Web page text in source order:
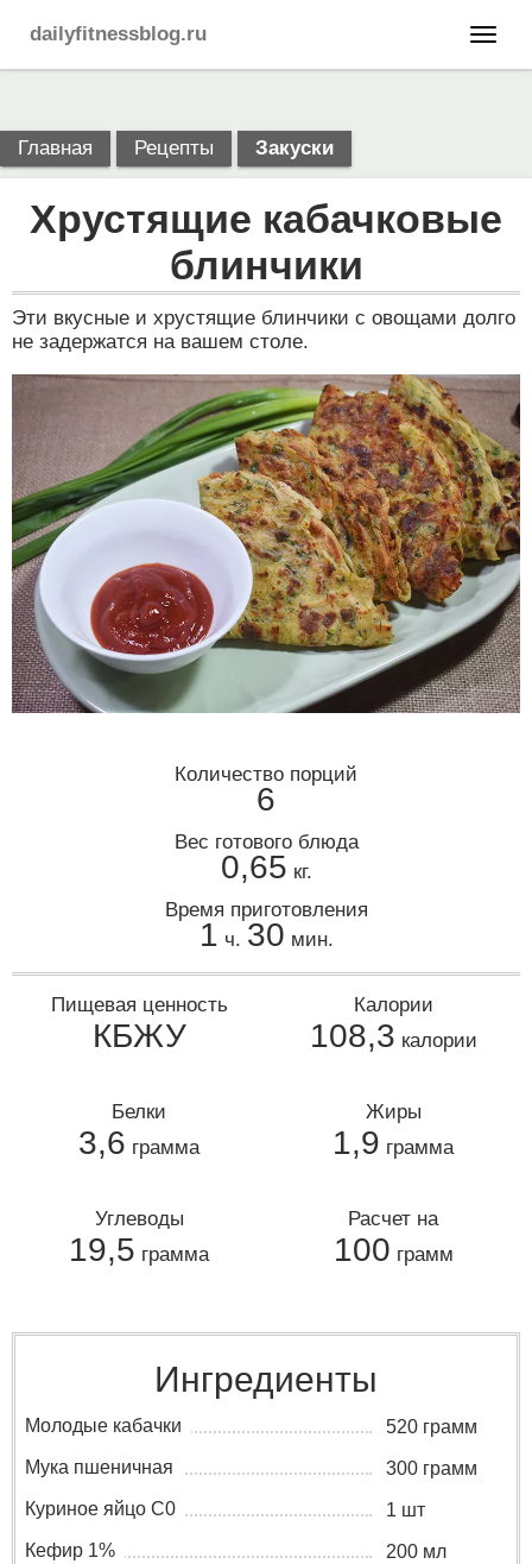
dailyfitnessblog.ru
Главная Рецепты Закуски
Хрустящие кабачковые
блинчики
Эти вкусные и хрустящие блинчики с овощами долго
не задержатся на вашем столе.
Количество порций
6
Вес готового блюда
0,65 кг.
Время приготовления
1 ч. 30 мин.
Пищевая ценность
КБЖУ
Калории
108,3 калории
Белки
3,6 грамма
Жиры
1,9 грамма
Углеводы
19,5 грамма
Расчет на
100 грамм
Ингредиенты
Молодые кабачки
520 грамм
Мука пшеничная
300 грамм
Куриное яйцо C0
1 шт
Кефир 1%
200 мл